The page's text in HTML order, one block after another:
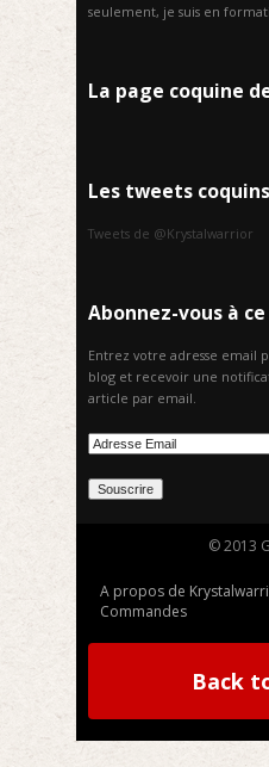
seulement, je suis en
La page coquine
Les tweets
Tweets de @Krystalwarrior
Abonnez-vous à
Entrez votre adresse email
blog et recevoir une
article par email.
© 2013
A propos de
Commandes
Back